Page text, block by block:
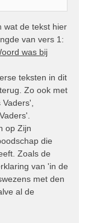
wat de tekst hier
van vers 1:
was bij
teksten in dit
Zo ook met
op Zijn
die
Zoals de
van 'in de
met den
al de